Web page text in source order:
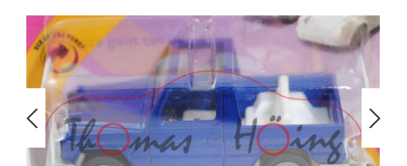
Bildergalerie überspringen